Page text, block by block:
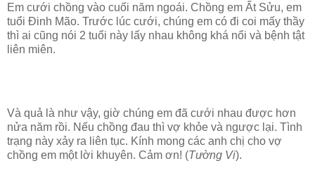
Em cưới chồng vào cuối năm ngoái. Chồng em Ất Sửu, em
tuổi Đinh Mão. Trước lúc cưới, chúng em có đi coi mấy thầy
thì ai cũng nói 2 tuổi này lấy nhau không khá nổi và bệnh tật
liên miên.
Và quả là như vậy, giờ chúng em đã cưới nhau được hơn
nửa năm rồi. Nếu chồng đau thì vợ khỏe và ngược lại. Tình
trạng này xảy ra liên tục. Kính mong các anh chị cho vợ
chồng em một lời khuyên. Cảm ơn! (Tường Vi).